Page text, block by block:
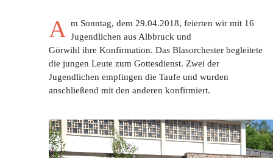
A m Sonntag, dem 29.04.2018, feierten wir mit 16
Jugendlichen aus Albbruck und
Görwihl ihre Konfirmation. Das Blasorchester begleitete
die jungen Leute zum Gottesdienst. Zwei der
Jugendlichen empfingen die Taufe und wurden
anschließend mit den anderen konfirmiert.